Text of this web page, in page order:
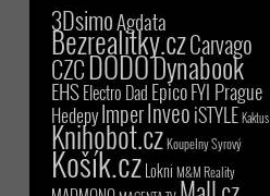
3DsimoAgdata
Bezrealitky.czCarvago
CZCDODODynabook
EHSElectro Dad EpicoFYI Prague
HedepyImperInveoiSTYLE Kaktus
Knihobot.czKoupelny Syrový
Košík.czLokni M&M Reality